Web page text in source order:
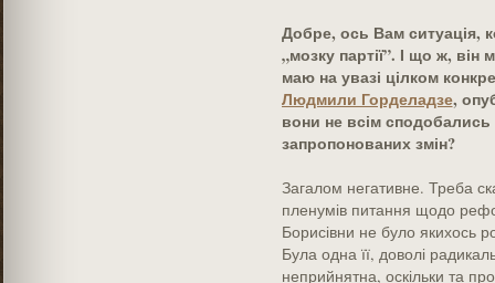
Добре, ось Вам ситуація,
„мозку партії”. І що ж,
маю на увазі цілком
Людмили Горделадзе,
вони не всім
запропонованих змін?
Загалом негативне. Треба
пленумів питання щодо
Борисівни не було якихось
Була одна її, доволі
неприйнятна, оскільки та